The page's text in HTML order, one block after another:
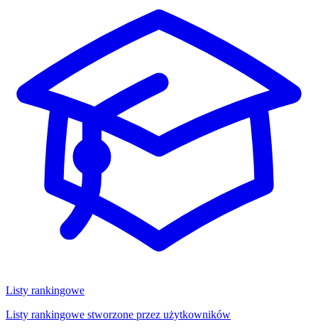
Listy rankingowe
Listy rankingowe stworzone przez użytkowników